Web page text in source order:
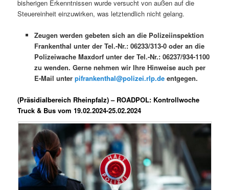
bisherigen Erkenntnissen wurde versucht von außen auf die
Steuereinheit einzuwirken, was letztendlich nicht gelang.
Zeugen werden gebeten sich an die Polizeiinspektion
Frankenthal unter der Tel.-Nr.: 06233/313-0 oder an die
Polizeiwache Maxdorf unter der Tel.-Nr.: 06237/934-1100
zu wenden. Gerne nehmen wir Ihre Hinweise auch per
E-Mail unter pifrankenthal@polizei.rlp.deentgegen.
(Präsidialbereich Rheinpfalz) – ROADPOL: Kontrollwoche
Truck & Bus vom 19.02.2024-25.02.2024